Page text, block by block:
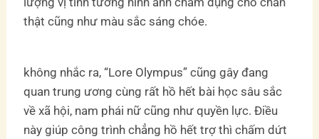
thật cũng như màu sắc sáng chóe.
không nhắc ra, “Lore Olympus” cũng gây đang
quan trung ương cùng rất hồ hết bài học sâu sắc
về xã hội, nam phái nữ cũng như quyền lực. Điều
này giúp công trình chẳng hồ hết trợ thì chấm dứt